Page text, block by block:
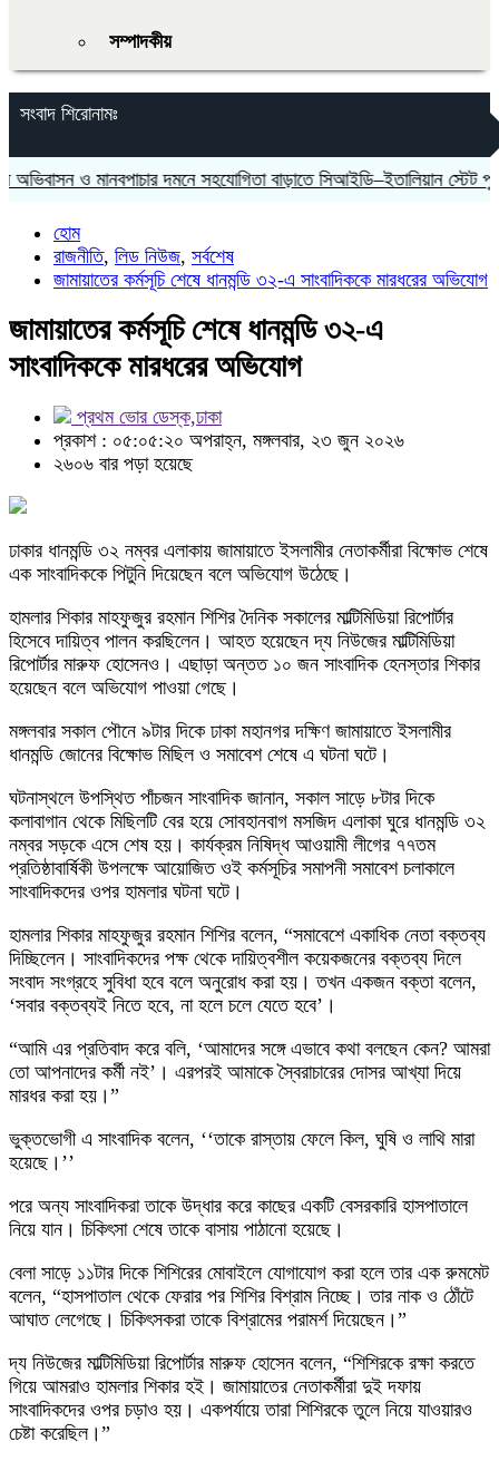
সম্পাদকীয়
সংবাদ শিরোনামঃ
ও মানবপাচার দমনে সহযোগিতা বাড়াতে সিআইডি–ইতালিয়ান স্টেট পুলিশের
হোম
রাজনীতি, লিড নিউজ, সর্বশেষ
জামায়াতের কর্মসূচি শেষে ধানমন্ডি ৩২-এ সাংবাদিককে মারধরের অভিযোগ
জামায়াতের কর্মসূচি শেষে ধানমন্ডি ৩২-এ
সাংবাদিককে মারধরের অভিযোগ
প্রথম ভোর ডেস্ক,ঢাকা
প্রকাশ : ০৫:০৫:২০ অপরাহ্ন, মঙ্গলবার, ২৩ জুন ২০২৬
২৬০৬ বার পড়া হয়েছে
ঢাকার ধানমন্ডি ৩২ নম্বর এলাকায় জামায়াতে ইসলামীর নেতাকর্মীরা বিক্ষোভ শেষে
এক সাংবাদিককে পিটুনি দিয়েছেন বলে অভিযোগ উঠেছে।
হামলার শিকার মাহফুজুর রহমান শিশির দৈনিক সকালের মাল্টিমিডিয়া রিপোর্টার
হিসেবে দায়িত্ব পালন করছিলেন। আহত হয়েছেন দ্য নিউজের মাল্টিমিডিয়া
রিপোর্টার মারুফ হোসেনও। এছাড়া অন্তত ১০ জন সাংবাদিক হেনস্তার শিকার
হয়েছেন বলে অভিযোগ পাওয়া গেছে।
মঙ্গলবার সকাল পৌনে ৯টার দিকে ঢাকা মহানগর দক্ষিণ জামায়াতে ইসলামীর
ধানমন্ডি জোনের বিক্ষোভ মিছিল ও সমাবেশ শেষে এ ঘটনা ঘটে।
ঘটনাস্থলে উপস্থিত পাঁচজন সাংবাদিক জানান, সকাল সাড়ে ৮টার দিকে
কলাবাগান থেকে মিছিলটি বের হয়ে সোবহানবাগ মসজিদ এলাকা ঘুরে ধানমন্ডি ৩২
নম্বর সড়কে এসে শেষ হয়। কার্যক্রম নিষিদ্ধ আওয়ামী লীগের ৭৭তম
প্রতিষ্ঠাবার্ষিকী উপলক্ষে আয়োজিত ওই কর্মসূচির সমাপনী সমাবেশ চলাকালে
সাংবাদিকদের ওপর হামলার ঘটনা ঘটে।
হামলার শিকার মাহফুজুর রহমান শিশির বলেন, “সমাবেশে একাধিক নেতা বক্তব্য
দিচ্ছিলেন। সাংবাদিকদের পক্ষ থেকে দায়িত্বশীল কয়েকজনের বক্তব্য দিলে
সংবাদ সংগ্রহে সুবিধা হবে বলে অনুরোধ করা হয়। তখন একজন বক্তা বলেন,
‘সবার বক্তব্যই নিতে হবে, না হলে চলে যেতে হবে’।
“আমি এর প্রতিবাদ করে বলি, ‘আমাদের সঙ্গে এভাবে কথা বলছেন কেন? আমরা
তো আপনাদের কর্মী নই’। এরপরই আমাকে স্বৈরাচারের দোসর আখ্যা দিয়ে
মারধর করা হয়।”
ভুক্তভোগী এ সাংবাদিক বলেন, ‘‘তাকে রাস্তায় ফেলে কিল, ঘুষি ও লাথি মারা
হয়েছে।’’
পরে অন্য সাংবাদিকরা তাকে উদ্ধার করে কাছের একটি বেসরকারি হাসপাতালে
নিয়ে যান। চিকিৎসা শেষে তাকে বাসায় পাঠানো হয়েছে।
বেলা সাড়ে ১১টার দিকে শিশিরের মোবাইলে যোগাযোগ করা হলে তার এক রুমমেট
বলেন, “হাসপাতাল থেকে ফেরার পর শিশির বিশ্রাম নিচ্ছে। তার নাক ও ঠোঁটে
আঘাত লেগেছে। চিকিৎসকরা তাকে বিশ্রামের পরামর্শ দিয়েছেন।”
দ্য নিউজের মাল্টিমিডিয়া রিপোর্টার মারুফ হোসেন বলেন, “শিশিরকে রক্ষা করতে
গিয়ে আমরাও হামলার শিকার হই। জামায়াতের নেতাকর্মীরা দুই দফায়
সাংবাদিকদের ওপর চড়াও হয়। একপর্যায়ে তারা শিশিরকে তুলে নিয়ে যাওয়ারও
চেষ্টা করেছিল।”